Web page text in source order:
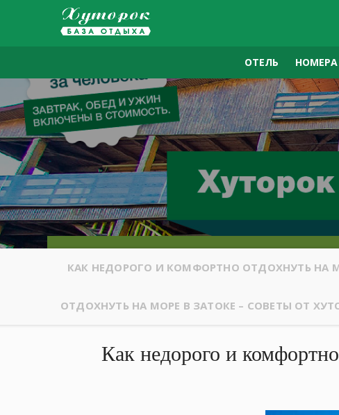
ОТЕЛЬ
КАК НЕДОРОГО И КОМФОРТНО ОТДОХНУТЬ НА
ОТДОХНУТЬ НА МОРЕ В ЗАТОКЕ – СОВЕТЫ ОТ
Как недорого и